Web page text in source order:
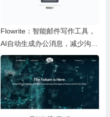
Flowrite：智能邮件写作工具，
AI自动生成办公消息，减少沟通
时间，提升办公效率